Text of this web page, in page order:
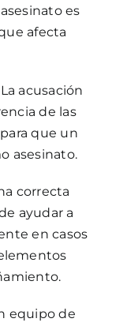
es
afecta
La acusación
de las
que un
asesinato.
correcta
ayudar a
en casos
equipo de